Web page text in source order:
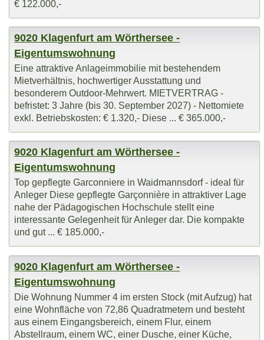
€ 122.000,-
9020 Klagenfurt am Wörthersee -
Eigentumswohnung
Eine attraktive Anlageimmobilie mit bestehendem
Mietverhältnis, hochwertiger Ausstattung und
besonderem Outdoor-Mehrwert. MIETVERTRAG -
befristet: 3 Jahre (bis 30. September 2027) - Nettomiete
exkl. Betriebskosten: € 1.320,- Diese ... € 365.000,-
9020 Klagenfurt am Wörthersee -
Eigentumswohnung
Top gepflegte Garconniere in Waidmannsdorf - ideal für
Anleger Diese gepflegte Garçonnière in attraktiver Lage
nahe der Pädagogischen Hochschule stellt eine
interessante Gelegenheit für Anleger dar. Die kompakte
und gut ... € 185.000,-
9020 Klagenfurt am Wörthersee -
Eigentumswohnung
Die Wohnung Nummer 4 im ersten Stock (mit Aufzug) hat
eine Wohnfläche von 72,86 Quadratmetern und besteht
aus einem Eingangsbereich, einem Flur, einem
Abstellraum, einem WC, einer Dusche, einer Küche,